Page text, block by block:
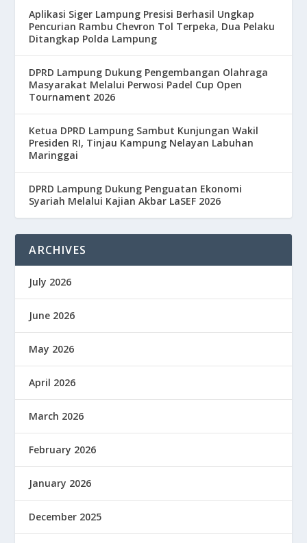
Aplikasi Siger Lampung Presisi Berhasil Ungkap
Pencurian Rambu Chevron Tol Terpeka, Dua Pelaku
Ditangkap Polda Lampung
DPRD Lampung Dukung Pengembangan Olahraga
Masyarakat Melalui Perwosi Padel Cup Open
Tournament 2026
Ketua DPRD Lampung Sambut Kunjungan Wakil
Presiden RI, Tinjau Kampung Nelayan Labuhan
Maringgai
DPRD Lampung Dukung Penguatan Ekonomi
Syariah Melalui Kajian Akbar LaSEF 2026
ARCHIVES
July 2026
June 2026
May 2026
April 2026
March 2026
February 2026
January 2026
December 2025